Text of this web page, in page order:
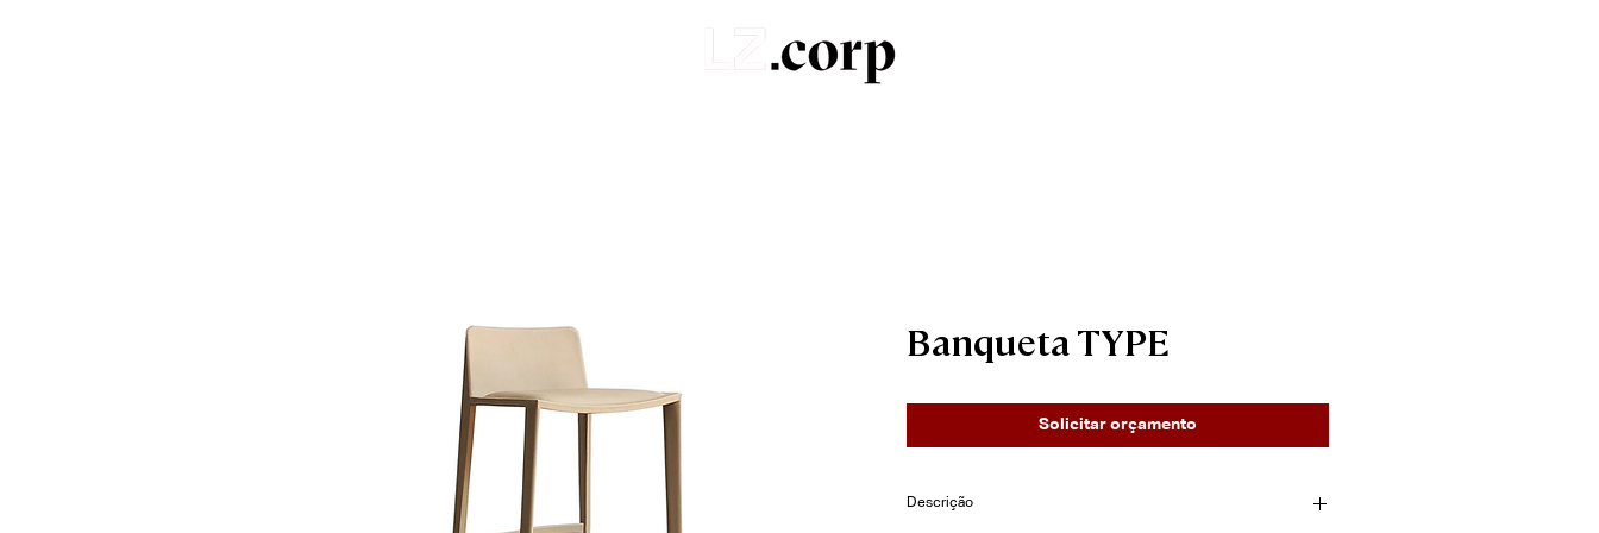
Banqueta TYPE
Solicitar orçamento
Descrição